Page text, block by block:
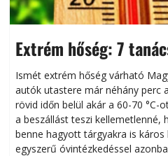
Extrém hőség: 7
megóvhatjuk
Ismét extrém hőség várható
autók utastere már néhány perc
rövid időn belül akár a 60-70 °C-
a beszállást teszi kellemetlenné,
benne hagyott tárgyakra is
egyszerű óvintézkedéssel